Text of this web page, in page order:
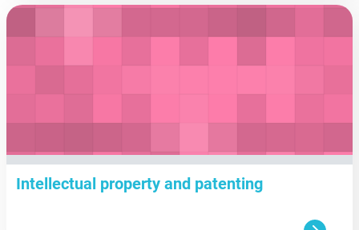
aa
Intellectual property and patenting